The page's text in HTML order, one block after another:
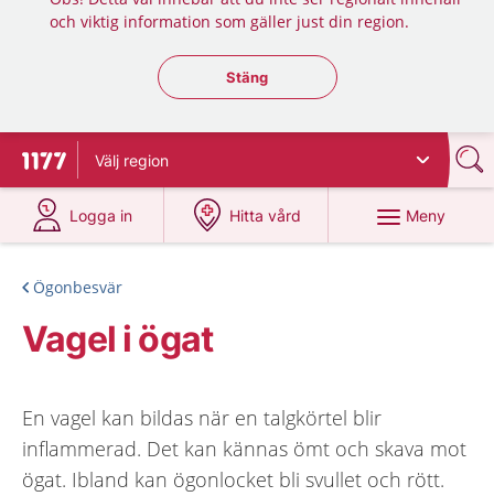
och viktig information som gäller just din region.
Stäng regionsväljaren
Stäng
Till startsidan för 1177
Välj region
Logga in
på 1177.se
Hitta vård
på 1177.se
Meny
Ögonbesvär
Vagel i ögat
En vagel kan bildas när en talgkörtel blir
inflammerad. Det kan kännas ömt och skava mot
ögat. Ibland kan ögonlocket bli svullet och rött.